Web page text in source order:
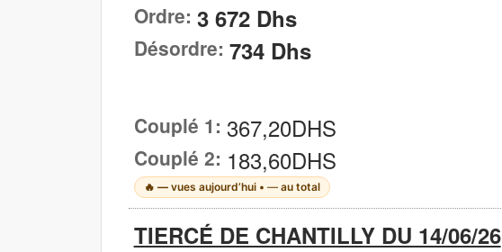
Ordre: 3 672 Dhs
Désordre: 734 Dhs
Couplé 1: 367,20DHS
Couplé 2: 183,60DHS
🔥 —vues aujourd’hui • —au total
TIERCÉ DE CHANTILLY DU 14/06/26